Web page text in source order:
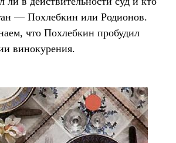
— Похлебкин или Родионов.
что Похлебкин пробудил
винокурения.